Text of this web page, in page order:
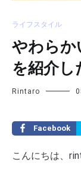
ライフスタイル
やわらか
を紹介し
Rintaro
Facebook
こんにちは、